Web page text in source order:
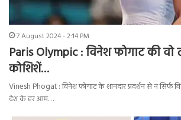
7 August 2024 - 2:14 PM
Paris Olympic : विनेश फोगाट की वो
कोशिशें…
Vinesh Phogat : विनेश फोगाट के शानदार प्रदर्शन से न
देश के हर आम…